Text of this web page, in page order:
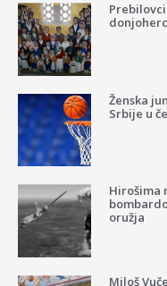
Ženska
Srbije u
Hirošima
oružja
Miloš